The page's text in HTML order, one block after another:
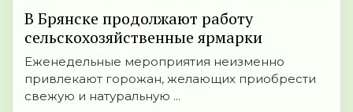
В Брянске продолжают работу
сельскохозяйственные ярмарки
Еженедельные мероприятия неизменно
привлекают горожан, желающих приобрести
свежую и натуральную ...